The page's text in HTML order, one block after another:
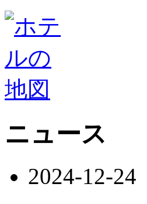
ニュース
2024-12-24